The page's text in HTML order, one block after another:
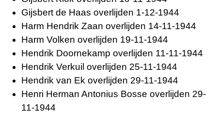
Gijsbert de Haas overlijden 1-12-1944
Harm Hendrik Zaan overlijden 14-11-1944
Harm Volken overlijden 19-11-1944
Hendrik Doornekamp overlijden 11-11-1944
Hendrik Verkuil overlijden 25-11-1944
Hendrik van Ek overlijden 29-11-1944
Henri Herman Antonius Bosse overlijden 29-
11-1944